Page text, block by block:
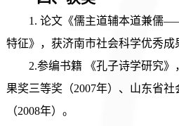
1 . 论文《儒主道辅本道兼儒——
特征》， 获济南市社会科学优秀成
2.参编书籍 《孔子诗学研究》
果奖三等奖（2007年）、 山东省社
（2008年） 。